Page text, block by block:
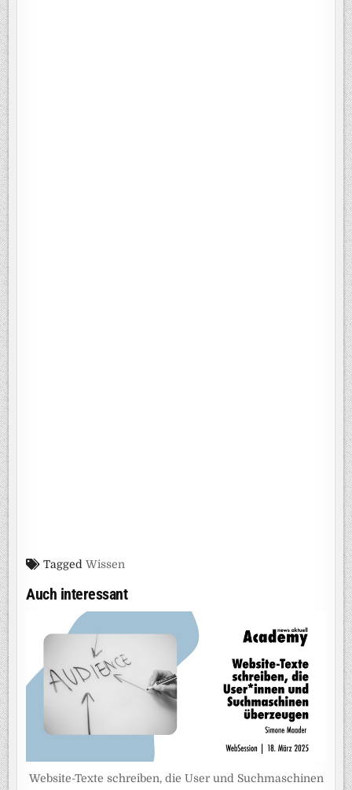
TaggedWissen
Auch interessant
Website-Texte schreiben, die User und Suchmaschinen